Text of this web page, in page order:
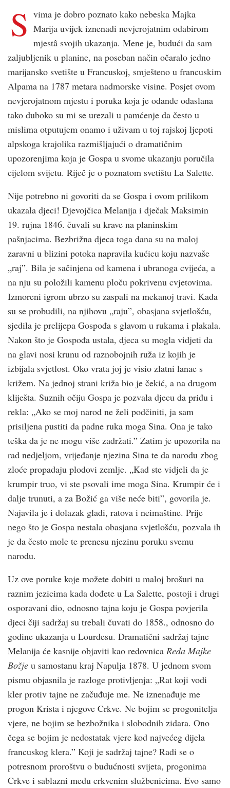
S vima je dobro poznato kako nebeska Majka
Marija uvijek iznenadi nevjerojatnim odabirom
mjestâ svojih ukazanja. Mene je, budući da sam
zaljubljenik u planine, na poseban način očaralo jedno
marijansko svetište u Francuskoj, smješteno u francuskim
Alpama na 1787 metara nadmorske visine. Posjet ovom
nevjerojatnom mjestu i poruka koja je odande odaslana
tako duboko su mi se urezali u pamćenje da često u
mislima otputujem onamo i uživam u toj rajskoj ljepoti
alpskoga krajolika razmišljajući o dramatičnim
upozorenjima koja je Gospa u svome ukazanju poručila
cijelom svijetu. Riječ je o poznatom svetištu La Salette.
Nije potrebno ni govoriti da se Gospa i ovom prilikom
ukazala djeci! Djevojčica Melanija i dječak Maksimin
19. rujna 1846. čuvali su krave na planinskim
pašnjacima. Bezbrižna djeca toga dana su na maloj
zaravni u blizini potoka napravila kućicu koju nazvaše
„raj”. Bila je sačinjena od kamena i ubranoga cvijeća, a
na nju su položili kamenu ploču pokrivenu cvjetovima.
Izmoreni igrom ubrzo su zaspali na mekanoj travi. Kada
su se probudili, na njihovu „raju”, obasjana svjetlošću,
sjedila je prelijepa Gospođa s glavom u rukama i plakala.
Nakon što je Gospođa ustala, djeca su mogla vidjeti da
na glavi nosi krunu od raznobojnih ruža iz kojih je
izbijala svjetlost. Oko vrata joj je visio zlatni lanac s
križem. Na jednoj strani križa bio je čekić, a na drugom
kliješta. Suznih očiju Gospa je pozvala djecu da priđu i
rekla: „Ako se moj narod ne želi podčiniti, ja sam
prisiljena pustiti da padne ruka moga Sina. Ona je tako
teška da je ne mogu više zadržati.” Zatim je upozorila na
rad nedjeljom, vrijeđanje njezina Sina te da narodu zbog
zloće propadaju plodovi zemlje. „Kad ste vidjeli da je
krumpir truo, vi ste psovali ime moga Sina. Krumpir će i
dalje trunuti, a za Božić ga više neće biti”, govorila je.
Najavila je i dolazak gladi, ratova i neimaštine. Prije
nego što je Gospa nestala obasjana svjetlošću, pozvala ih
je da često mole te prenesu njezinu poruku svemu
narodu.
Uz ove poruke koje možete dobiti u maloj brošuri na
raznim jezicima kada dođete u La Salette, postoji i drugi
osporavani dio, odnosno tajna koju je Gospa povjerila
djeci čiji sadržaj su trebali čuvati do 1858., odnosno do
godine ukazanja u Lourdesu. Dramatični sadržaj tajne
Melanija će kasnije objaviti kao redovnica Reda Majke
Božje u samostanu kraj Napulja 1878. U jednom svom
pismu objasnila je razloge protivljenja: „Rat koji vodi
kler protiv tajne ne začuđuje me. Ne iznenađuje me
progon Krista i njegove Crkve. Ne bojim se progonitelja
vjere, ne bojim se bezbožnika i slobodnih zidara. Ono
čega se bojim je nedostatak vjere kod najvećeg dijela
francuskog klera.” Koji je sadržaj tajne? Radi se o
potresnom proroštvu o budućnosti svijeta, progonima
Crkve i sablazni među crkvenim službenicima. Evo samo